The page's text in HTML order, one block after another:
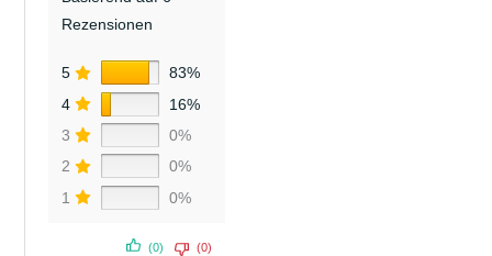
Rezensionen
5
83%
4
16%
3
0%
2
0%
1
0%
(0) (0)